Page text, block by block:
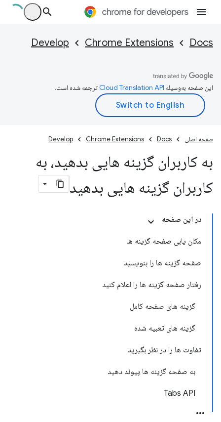
Docs
Chrome Extensions
Develop
این صفحه به‌وسیله ترجمه شده است.
صفحه اصلی Docs
Chrome Extensions
Develop
به کاربران گزینه هایی بدهید، به
کاربران گزینه هایی بدهید
در این صفحه
مکان یابی صفحه گزینه ها
صفحه گزینه ها را بنویسید
رفتار صفحه گزینه ها را اعلام کنید
گزینه های صفحه کامل
گزینه های تعبیه شده
تفاوت ها را در نظر بگیرید
به صفحه گزینه ها پیوند دهید
Tabs API